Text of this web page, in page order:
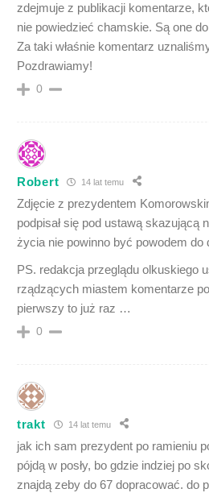
zdejmuje z publikacji komentarze,
nie powiedzieć chamskie. Są one
Za taki właśnie komentarz
Pozdrawiamy!
0
Robert 14 lat temu
Zdjęcie z prezydentem
podpisał się pod ustawą skazującą
życia nie powinno być powodem do
PS. redakcja przeglądu olkuskiego
rządzących miastem komentarze
pierwszy to już raz …
0
trakt 14 lat temu
jak ich sam prezydent po ramieniu
pójdą w posły, bo gdzie indziej po
znajdą zeby do 67 dopracować. do